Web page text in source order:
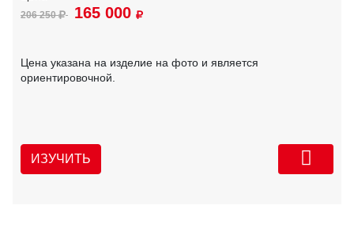
206 250 165 000
Цена указана на изделие на фото и является
ориентировочной.
ИЗУЧИТЬ